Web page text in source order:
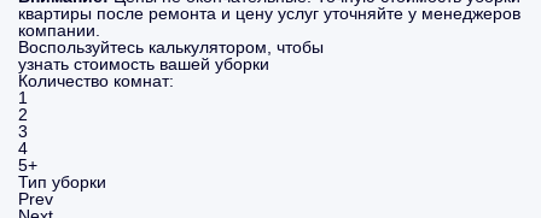
квартиры после ремонта и цену услуг уточняйте у менеджеров
компании.
Воспользуйтесь калькулятором, чтобы
узнать стоимость вашей уборки
Количество комнат:
1
2
3
4
5+
Тип уборки
Prev